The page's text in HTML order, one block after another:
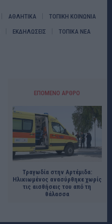
ΑΘΛΗΤΙΚΑ ΤΟΠΙΚΗ ΚΟΙΝΩΝΙΑ
ΕΚΔΗΛΩΣΕΙΣ ΤΟΠΙΚΑ ΝΕΑ
ΕΠΌΜΕΝΟ ΆΡΘΡΟ
Τραγωδία στην Αρτέμιδα:
Ηλικιωμένος ανασύρθηκε χωρίς
τις αισθήσεις του από τη
θάλασσα